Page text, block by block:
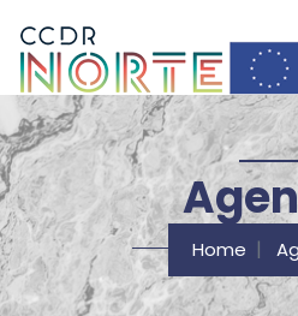
Comissão
Home